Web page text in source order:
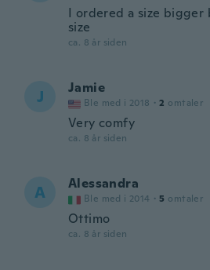
I ordered a size bigger
size
ca. 8 år siden
J Jamie
Ble med i 2018 · 2 omtaler
Very comfy
ca. 8 år siden
A Alessandra
Ble med i 2014 · 5 omtaler
Ottimo
ca. 8 år siden